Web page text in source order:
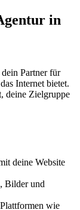
in
Partner für
Internet bietet.
deine Zielgruppe
deine Website
Bilder und
wie